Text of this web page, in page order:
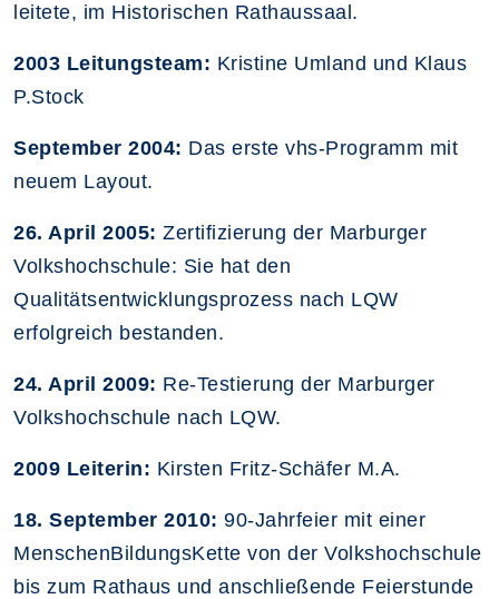
leitete, im Historischen Rathaussaal.
2003 Leitungsteam: Kristine Umland und Klaus
P.Stock
September 2004: Das erste vhs-Programm mit
neuem Layout.
26. April 2005: Zertifizierung der Marburger
Volkshochschule: Sie hat den
Qualitätsentwicklungsprozess nach LQW
erfolgreich bestanden.
24. April 2009: Re-Testierung der Marburger
Volkshochschule nach LQW.
2009 Leiterin: Kirsten Fritz-Schäfer M.A.
18. September 2010: 90-Jahrfeier mit einer
MenschenBildungsKette von der Volkshochschule
bis zum Rathaus und anschließende Feierstunde